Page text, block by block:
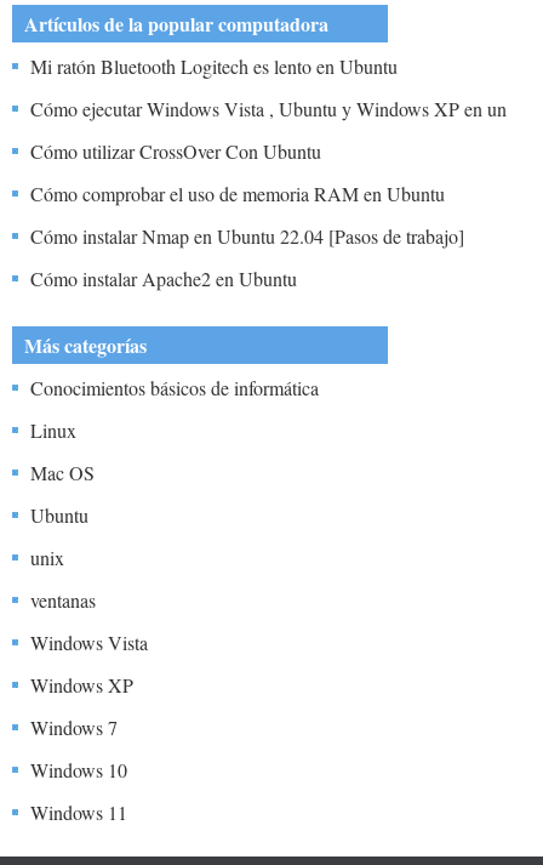
Artículos de la popular computadora
Mi ratón Bluetooth Logitech es lento en Ubuntu
Cómo ejecutar Windows Vista , Ubuntu y Windows XP en un
ordenador
Cómo utilizar CrossOver Con Ubuntu
Cómo comprobar el uso de memoria RAM en Ubuntu
Cómo instalar Nmap en Ubuntu 22.04 [Pasos de trabajo]
Cómo instalar Apache2 en Ubuntu
Más categorías
Conocimientos básicos de informática
Linux
Mac OS
Ubuntu
unix
ventanas
Windows Vista
Windows XP
Windows 7
Windows 10
Windows 11
Windows 2012